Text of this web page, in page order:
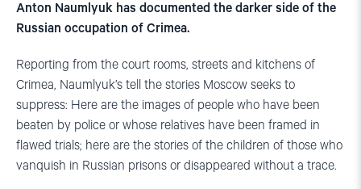
Anton Naumlyuk has documented the darker side of the
Russian occupation of Crimea.
Reporting from the court rooms, streets and kitchens of
Crimea, Naumlyuk’s tell the stories Moscow seeks to
suppress: Here are the images of people who have been
beaten by police or whose relatives have been framed in
flawed trials; here are the stories of the children of those who
vanquish in Russian prisons or disappeared without a trace.